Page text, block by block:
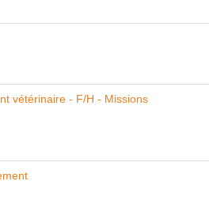
vétérinaire - F/H - Missions